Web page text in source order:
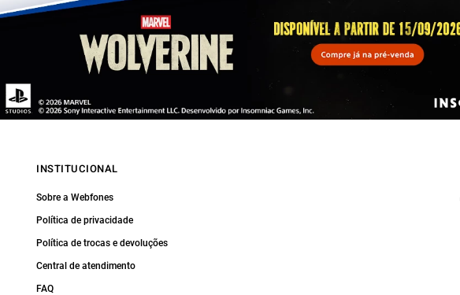
INSTITUCIONAL
Sobre a Webfones
Política de privacidade
Política de trocas e devoluções
Central de atendimento
FAQ